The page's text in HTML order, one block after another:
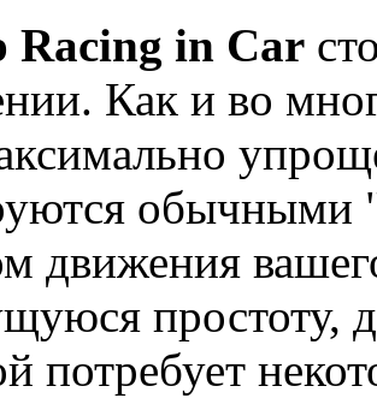
Racing in Car
Как и во
обычными
движения
простоту,
потребует